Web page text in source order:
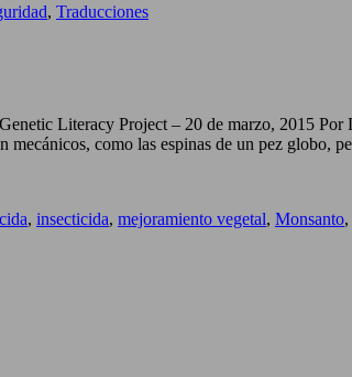
, Traducciones
Literacy Project – 20 de marzo, 2015
mecánicos, como las espinas de un pez globo,
, insecticida, mejoramiento vegetal, Monsanto,